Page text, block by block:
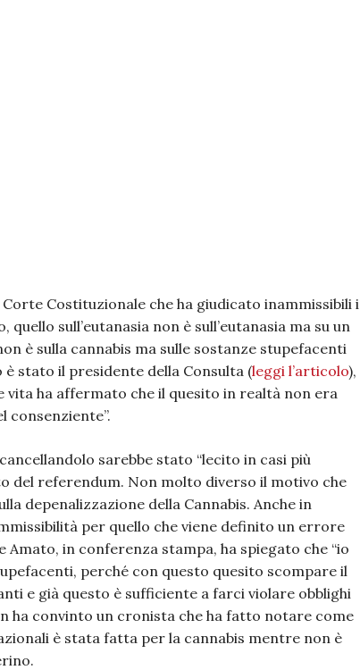
Costituzionale che ha giudicato inammissibili i
sull’eutanasia non è sull’eutanasia ma su un
è sulla cannabis ma sulle sostanze stupefacenti
stato il presidente della Consulta (leggi l’articolo),
vita ha affermato che il quesito in realtà non era
consenziente”.
sarebbe stato “lecito in casi più
del referendum. Non molto diverso il motivo che
depenalizzazione della Cannabis. Anche in
per quello che viene definito un errore
in conferenza stampa, ha spiegato che “io
perché con questo quesito scompare il
e già questo è sufficiente a farci violare obblighi
ha convinto un cronista che ha fatto notare come
è stata fatta per la cannabis mentre non è